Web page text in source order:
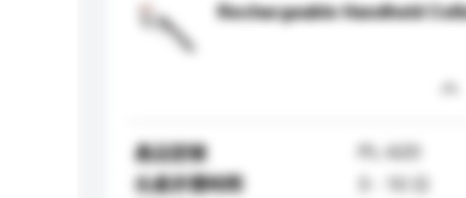
Rechargeable Handheld
產品型號
PL-620
生產所需時間